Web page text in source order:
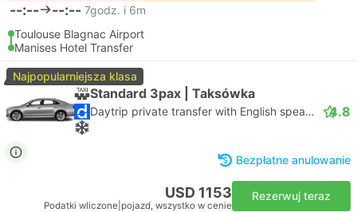
--:-- --:-- 7godz. i 6m
Toulouse Blagnac Airport
Manises Hotel Transfer
Najpopularniejsza klasa
Standard 3pax | Taksówka
Daytrip private transfer with English speaking driver 4.8
Bezpłatne anulowanie
USD 1153
Podatki wliczone pojazd, wszystko w cenie
Rezerwuj teraz